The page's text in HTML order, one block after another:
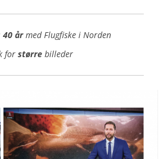
40 årmed Flugfiske i Norden
for større billeder